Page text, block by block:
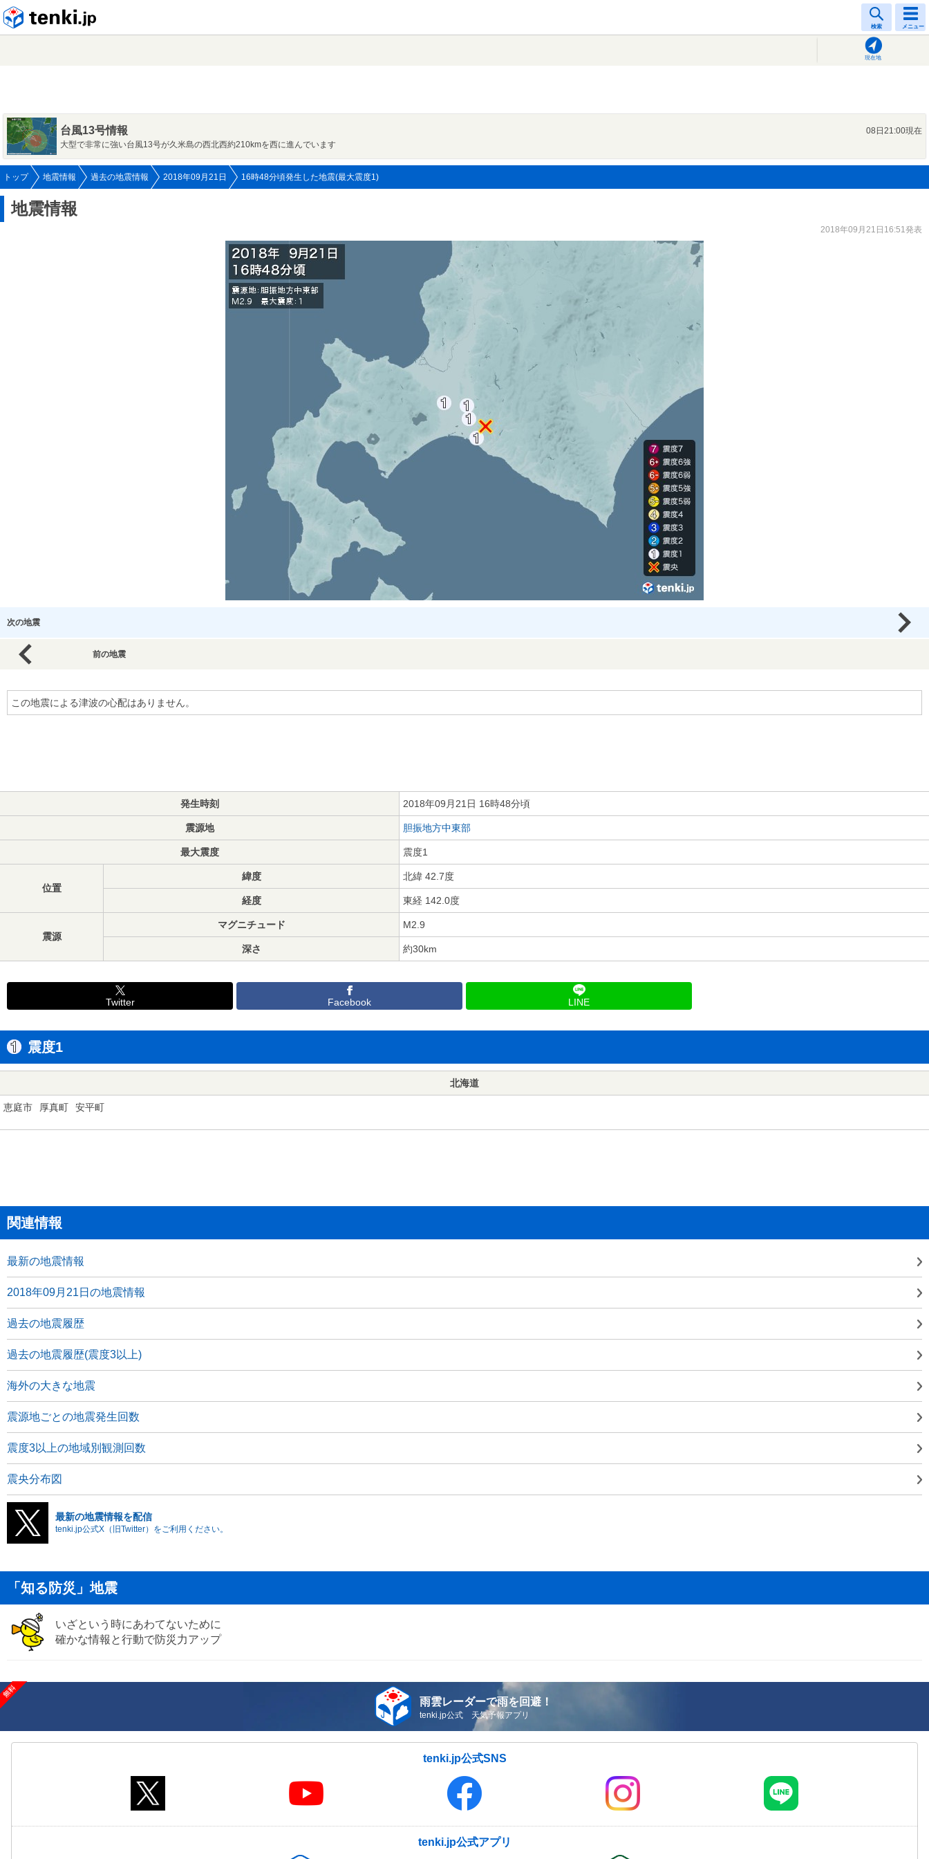
検索 メニュー
現在地
台風13号情報
08日21:00現在
大型で非常に強い台風13号が久米島の西北西約210kmを西に進んでいます
トップ 地震情報 過去の地震情報 2018年09月21日 16時48分頃発生した地震(最大震度1)
地震情報
2018年09月21日16:51発表
次の地震
前の地震
この地震による津波の心配はありません。
発生時刻 2018年09月21日 16時48分頃
震源地 胆振地方中東部
最大震度 震度1
位置
緯度 北緯 42.7度
経度 東経 142.0度
震源
マグニチュード M2.9
深さ 約30km
Twitter Facebook LINE
震度1
北海道
恵庭市 厚真町 安平町
関連情報
最新の地震情報
2018年09月21日の地震情報
過去の地震履歴
過去の地震履歴(震度3以上)
海外の大きな地震
震源地ごとの地震発生回数
震度3以上の地域別観測回数
震央分布図
最新の地震情報を配信
tenki.jp公式X（旧Twitter）をご利用ください。
「知る防災」地震
いざという時にあわてないために
確かな情報と行動で防災力アップ
雨雲レーダーで雨を回避！
tenki.jp公式 天気予報アプリ
tenki.jp公式SNS
tenki.jp公式アプリ